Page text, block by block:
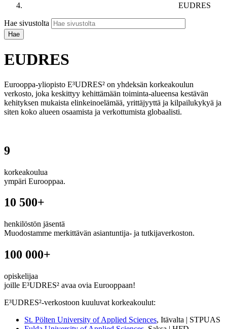
EUDRES
Hae sivustolta
EUDRES
Eurooppa-yliopisto E³UDRES² on yhdeksän korkeakoulun
verkosto, joka keskittyy kehittämään toiminta-alueensa kestävän
kehityksen mukaista elinkeinoelämää, yrittäjyyttä ja kilpailukykyä ja
siten koko alueen osaamista ja verkottumista globaalisti.
9
korkeakoulua
ympäri Eurooppaa.
10 500+
henkilöstön jäsentä
Muodostamme merkittävän asiantuntija- ja tutkijaverkoston.
100 000+
opiskelijaa
joille E³UDRES² avaa ovia Eurooppaan!
E³UDRES²-verkostoon kuuluvat korkeakoulut:
St. Pölten University of Applied Sciences, Itävalta | STPUAS